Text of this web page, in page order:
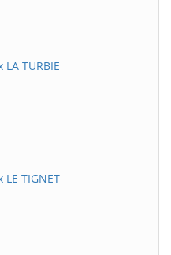
TURBIE
TIGNET